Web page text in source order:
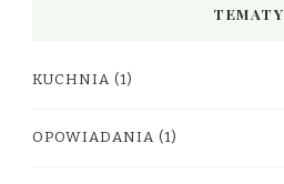
TEMATY
KUCHNIA (1)
OPOWIADANIA (1)